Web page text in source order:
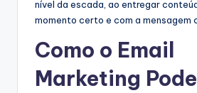
nível da escada, ao entregar
momento certo e com a mensagem
Como o Email
Marketing Pode